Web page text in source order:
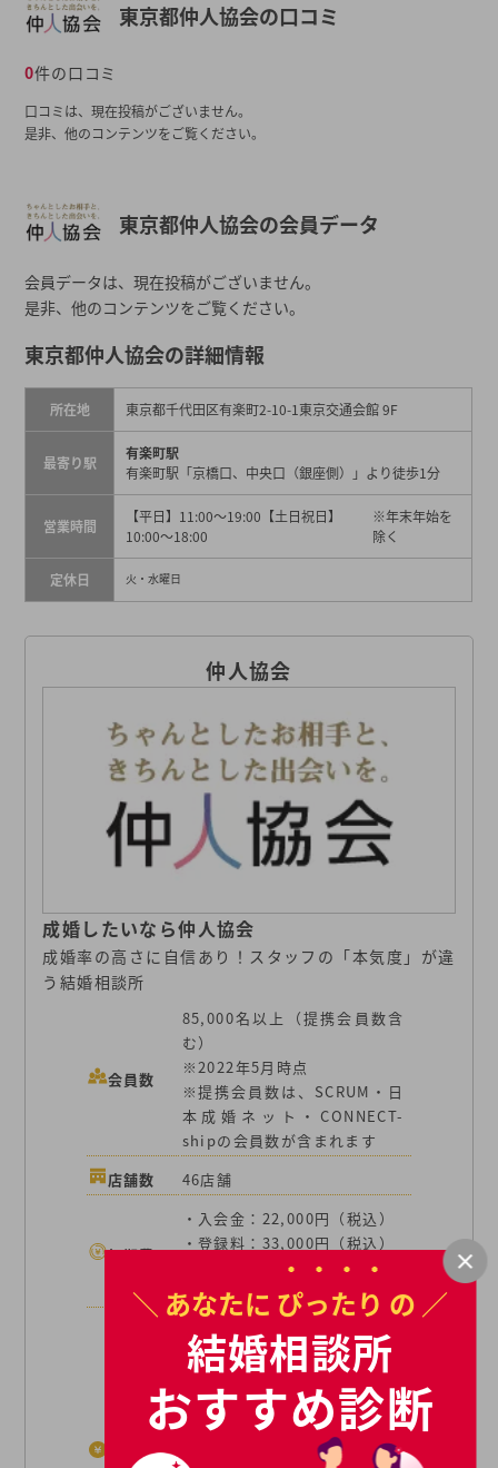
東京都仲人協会の口コミ
0件の口コミ
口コミは、現在投稿がございません。
是非、他のコンテンツをご覧ください。
東京都仲人協会の会員データ
会員データは、現在投稿がございません。
是非、他のコンテンツをご覧ください。
東京都仲人協会の詳細情報
所在地 東京都千代田区有楽町2-10-1東京交通会館 9F
最寄り駅
有楽町駅
有楽町駅「京橋口、中央口（銀座側）」より徒歩1分
営業時間
【平日】11:00～19:00【土日祝日】
10:00～18:00
※年末年始を
除く
定休日 火・水曜日
仲人協会
成婚したいなら仲人協会
成婚率の高さに自信あり！スタッフの「本気度」が違
う結婚相談所
会員数
85,000名以上（提携会員数含
む）
※2022年5月時点
※提携会員数は、SCRUM・日
本成婚ネット・CONNECT-
shipの会員数が含まれます
店舗数
46店舗
初期費用
・入会金：22,000円（税込）
・登録料：33,000円（税込）
・初期サポート費：33,000円
（税込）
月額費用
【スタートアップコース】
7,700円（税込）
【ベーシックコース】9,900円
（税込）
【スタンダードコース】
＼ あなたに ぴったり の ／
結婚相談所
おすすめ診断